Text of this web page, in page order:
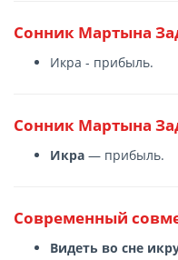
Сонник Мартына
Икра - прибыль.
Сонник Мартына
Икра — прибыль.
Современный
Видеть во сне